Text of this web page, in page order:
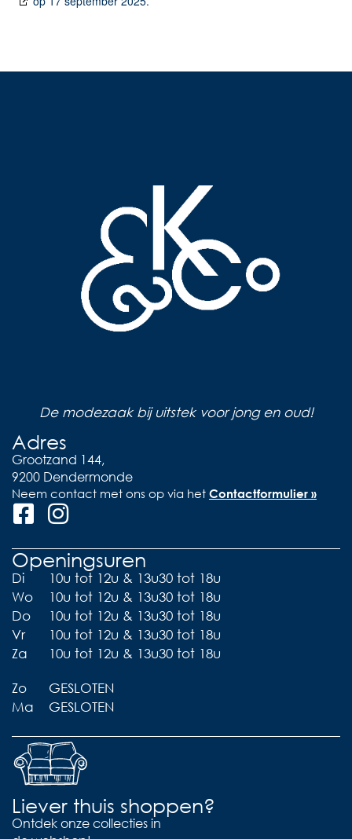
De modezaak bij uitstek voor jong en oud!
Adres
Grootzand 144,
9200 Dendermonde
Neem contact met ons op via het Contactformulier »
Openingsuren
Di
10u tot 12u & 13u30 tot 18u
Wo
10u tot 12u & 13u30 tot 18u
Do
10u tot 12u & 13u30 tot 18u
Vr
10u tot 12u & 13u30 tot 18u
Za
10u tot 12u & 13u30 tot 18u
Zo
GESLOTEN
Ma
GESLOTEN
Liever thuis shoppen?
Ontdek onze collecties in